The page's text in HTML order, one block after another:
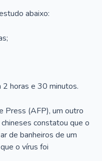
abaixo:
horas e 30 minutos.
Press (AFP), um outro
constatou que o
de banheiros de um
o vírus foi